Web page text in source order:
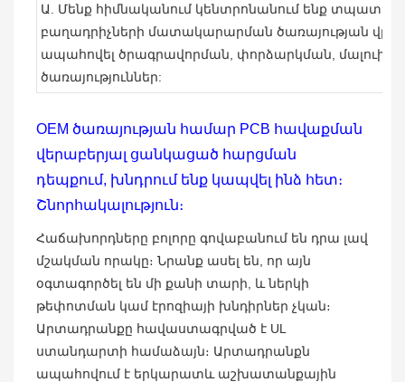
Ա. Մենք հիմնականում կենտրոնանում ենք
բաղադրիչների մատակարարման ծառայության
ապահովել ծրագրավորման, փորձարկման,
ծառայություններ:
OEM ծառայության համար PCB հավաքման
վերաբերյալ ցանկացած հարցման
դեպքում, խնդրում ենք կապվել ինձ հետ։
Շնորհակալություն։
Հաճախորդները բոլորը գովաբանում են դրա լավ
մշակման որակը։ Նրանք ասել են, որ այն
օգտագործել են մի քանի տարի, և ներկի
թեփոտման կամ էրոզիայի խնդիրներ չկան։
Արտադրանքը հավաստագրված է UL
ստանդարտի համաձայն։ Արտադրանքն
ապահովում է երկարատև աշխատանքային